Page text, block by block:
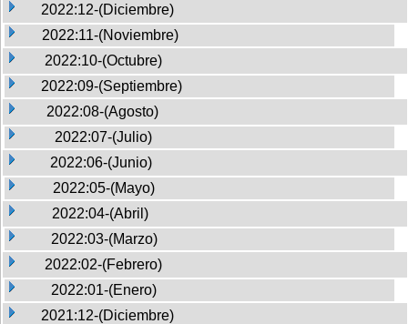
2022:12-(Diciembre)
2022:11-(Noviembre)
2022:10-(Octubre)
2022:09-(Septiembre)
2022:08-(Agosto)
2022:07-(Julio)
2022:06-(Junio)
2022:05-(Mayo)
2022:04-(Abril)
2022:03-(Marzo)
2022:02-(Febrero)
2022:01-(Enero)
2021:12-(Diciembre)